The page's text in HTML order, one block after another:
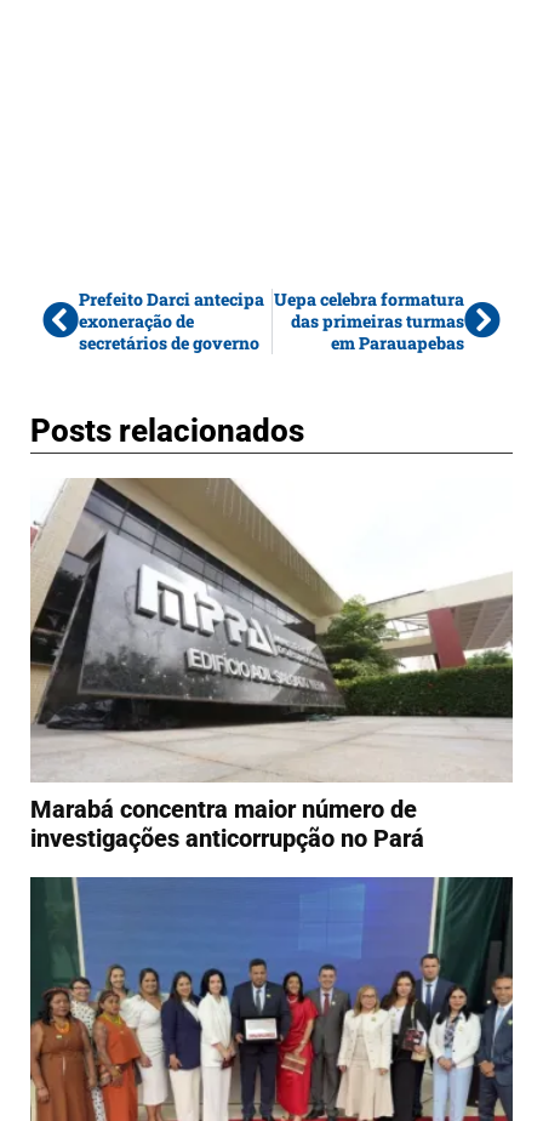
Prefeito Darci antecipa
exoneração de
secretários de governo
Uepa celebra formatura
das primeiras turmas
em Parauapebas
Posts relacionados
Marabá concentra maior número de
investigações anticorrupção no Pará